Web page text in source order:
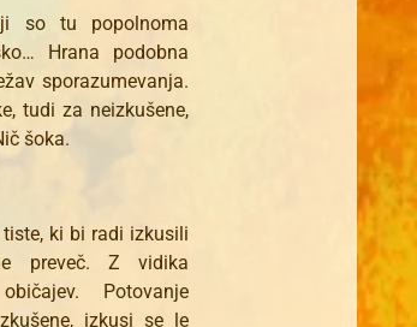
so tu popolnoma
Hrana podobna
sporazumevanja.
tudi za neizkušene,
šoka.
ki bi radi izkusili
preveč. Z vidika
Potovanje
izkusi se le